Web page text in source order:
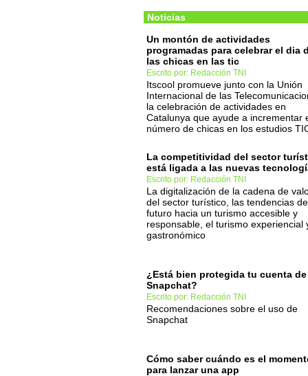
Noticias
Un montón de actividades
programadas para celebrar el dia
las chicas en las tic
Escrito por: Redacción TNI
Itscool promueve junto con la Unión
Internacional de las
la celebración de actividades en
Catalunya que ayude a incrementar
número de chicas en los estudios
La competitividad del sector
está ligada a las nuevas
Escrito por: Redacción TNI
La digitalización de la cadena de
del sector turístico, las tendencias de
futuro hacia un turismo accesible y
responsable, el turismo experiencial
gastronómico
¿Está bien protegida tu cuenta de
Snapchat?
Escrito por: Redacción TNI
Recomendaciones sobre el uso de
Snapchat
Cómo saber cuándo es el
para lanzar una app